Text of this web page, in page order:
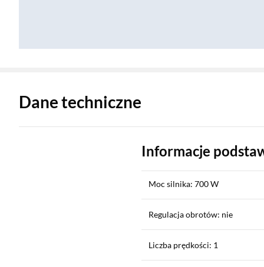
Dane techniczne
Informacje
Moc silnika: 700 W
Regulacja obrotów: nie
Liczba prędkości: 1